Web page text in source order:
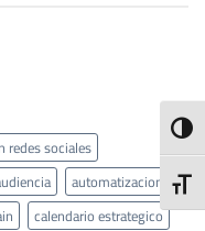
redes sociales
automatizacion
calendario estrategico